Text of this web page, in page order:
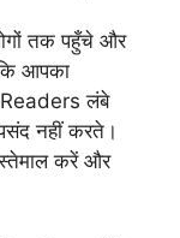
तक पहुँचे और
आपका
Readers लंबे
नहीं करते।
करें और